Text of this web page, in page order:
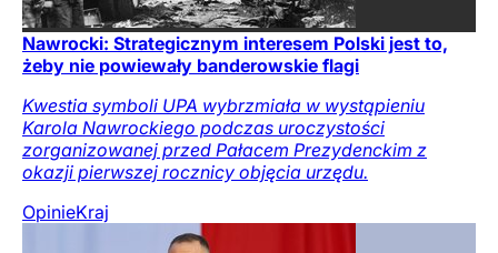
Nawrocki: Strategicznym interesem Polski jest to,
żeby nie powiewały banderowskie flagi
Kwestia symboli UPA wybrzmiała w wystąpieniu
Karola Nawrockiego podczas uroczystości
zorganizowanej przed Pałacem Prezydenckim z
okazji pierwszej rocznicy objęcia urzędu.
OpinieKraj